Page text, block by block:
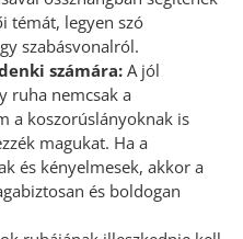
témát, legyen szó
szabásvonalról.
számára: A jól
ruha nemcsak a
a koszorúslányoknak is
magukat. Ha a
és kényelmesek, akkor a
és boldogan